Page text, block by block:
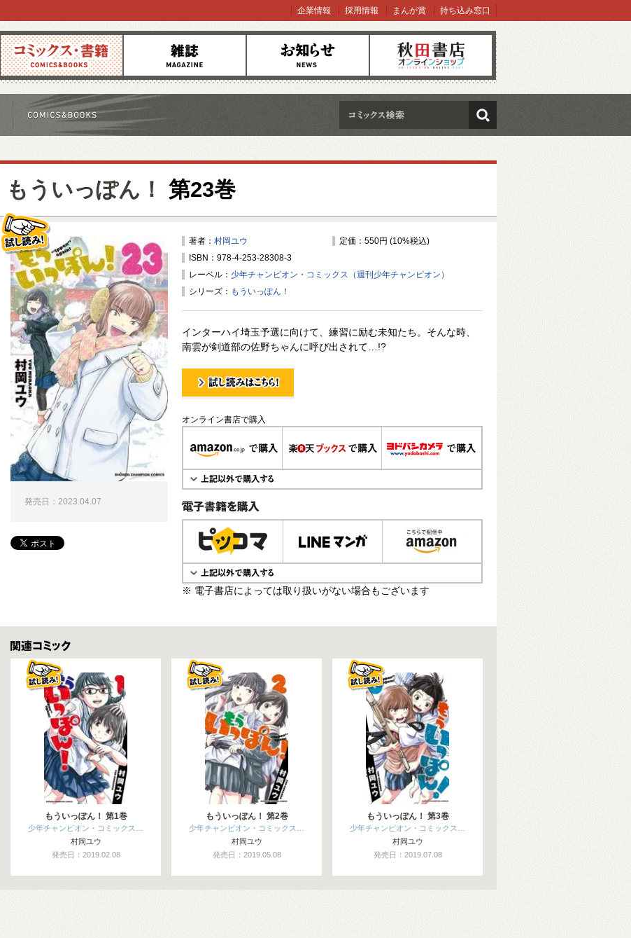
コミックス 雑誌 お知らせ オンラインショップ
企業情報 採用情報 まんが賞 持ち込み窓口
検索
もういっぽん！ 第23巻
著者： 村岡ユウ
定価：550円 (10%税込)
ISBN：978-4-253-28308-3
レーベル： 少年チャンピオン・コミックス（週刊少年チャンピオン）
シリーズ： もういっぽん！
インターハイ埼玉予選に向けて、練習に励む未知たち。そんな時、
南雲が剣道部の佐野ちゃんに呼び出されて…!?
試し読み！
オンライン書店で購入
電子書籍で購入
※ 電子書店によっては取り扱いがない場合もございます
発売日：2023.04.07
関連コミックス
もういっぽん！ 第1巻
少年チャンピオン・コミックス…
村岡ユウ
発売日：2019.02.08
もういっぽん！ 第2巻
少年チャンピオン・コミックス…
村岡ユウ
発売日：2019.05.08
もういっぽん！ 第3巻
少年チャンピオン・コミックス…
村岡ユウ
発売日：2019.07.08